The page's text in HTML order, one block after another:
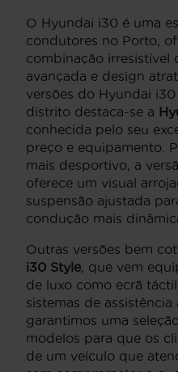
O Hyundai i30 é uma
condutores no Porto,
combinação irresistível
avançada e design
versões do Hyundai
distrito destaca-se a
conhecida pelo seu
preço e equipamento.
mais desportivo, a
oferece um visual
suspensão ajustada
condução mais
Outras versões bem
i30 Style , que vem
de luxo como ecrã
sistemas de
garantimos uma
modelos para que os
de um veículo que